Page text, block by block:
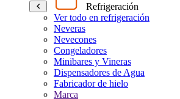
Refrigeración
Ver todo en refrigeración
Neveras
Nevecones
Congeladores
Minibares y Vineras
Dispensadores de Agua
Fabricador de hielo
Marca